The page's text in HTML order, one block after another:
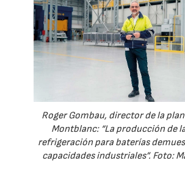
Roger Gombau, director de la
Montblanc: “La producción de
refrigeración para baterías
capacidades industriales”. Foto: